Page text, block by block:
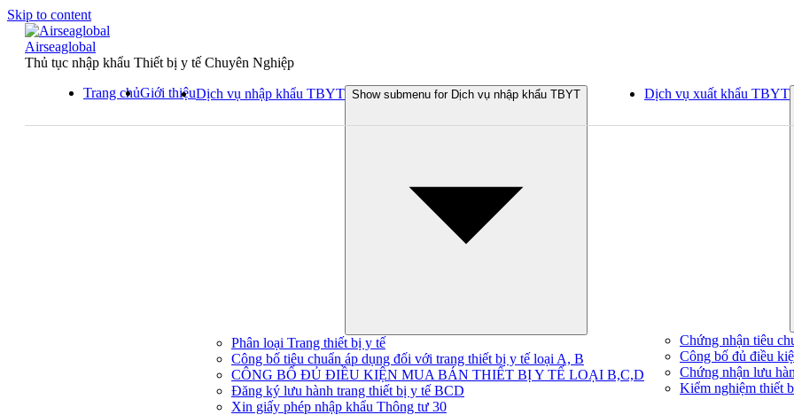
Skip to content
Airseaglobal
Thủ tục nhập khẩu Thiết bị y tế Chuyên Nghiệp
Trang chủGiới thiệuDịch vụ nhập khẩu TBYT Show submenu for Dịch vụ nhập khẩu TBYT
Phân loại Trang thiết bị y tế
Công bố tiêu chuẩn áp dụng đối với trang thiết bị y tế loại A, B
CÔNG BỐ ĐỦ ĐIỀU KIỆN MUA BÁN THIẾT BỊ Y TẾ LOẠI B,C,D
Đăng ký lưu hành trang thiết bị y tế BCD
Xin giấy phép nhập khẩu Thông tư 30
Dịch vụ xuất khẩu TBYT
Chứng nhận tiêu
Công bố đủ điều
Chứng nhận lưu
Kiểm nghiệm thiết